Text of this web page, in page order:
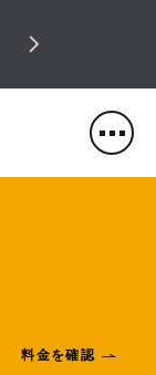
（ハローサ
料金を確認